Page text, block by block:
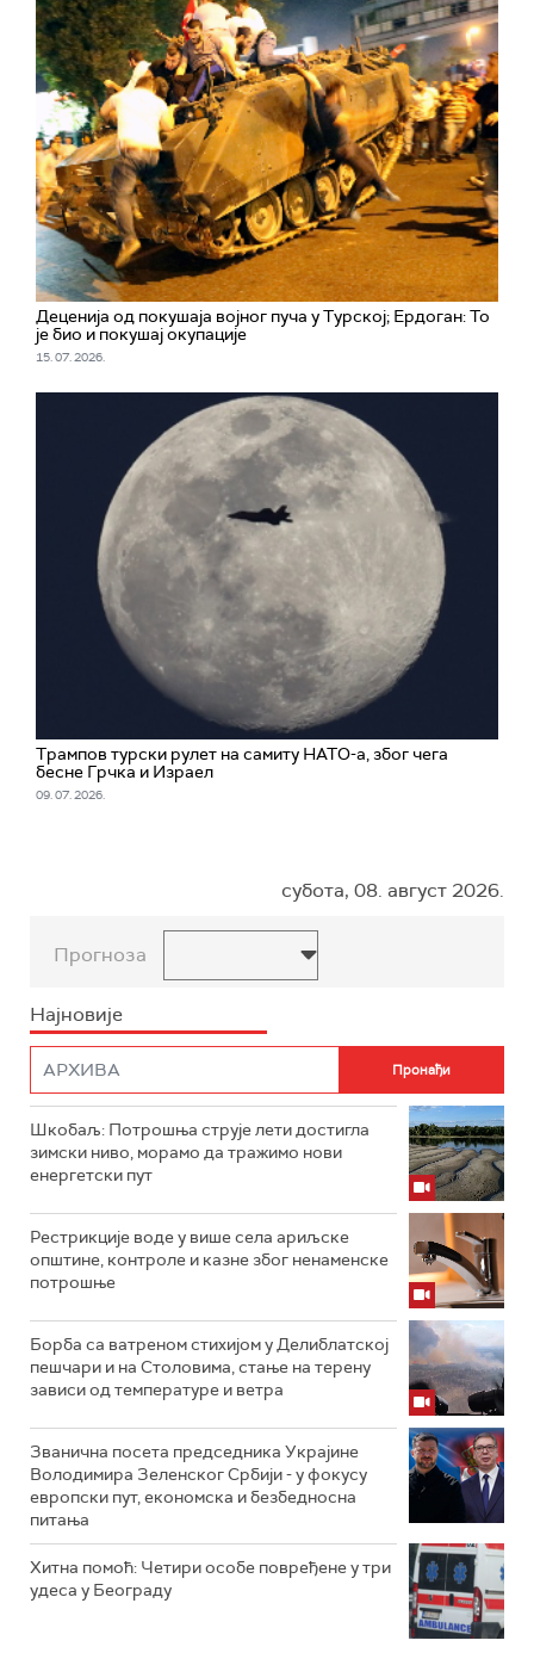
Деценија од покушаја војног пуча у Турској; Ердоган: То
је био и покушај окупације
15. 07. 2026.
Трампов турски рулет на самиту НАТО-а, због чега
бесне Грчка и Израел
09. 07. 2026.
субота, 08. август 2026.
Прогноза
Најновије
Шкобаљ: Потрошња струје лети достигла
зимски ниво, морамо да тражимо нови
енергетски пут
Рестрикције воде у више села ариљске
општине, контроле и казне због ненаменске
потрошње
Борба са ватреном стихијом у Делиблатској
пешчари и на Столовима, стање на терену
зависи од температуре и ветра
Званична посета председника Украјине
Володимира Зеленског Србији - у фокусу
европски пут, економска и безбедносна
питања
Хитна помоћ: Четири особе повређене у три
удеса у Београду